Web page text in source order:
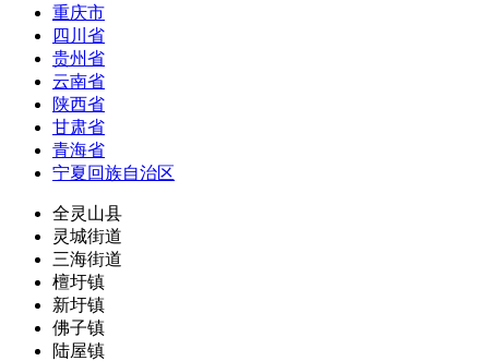
重庆市
四川省
贵州省
云南省
陕西省
甘肃省
青海省
宁夏回族自治区
全灵山县
灵城街道
三海街道
檀圩镇
新圩镇
佛子镇
陆屋镇